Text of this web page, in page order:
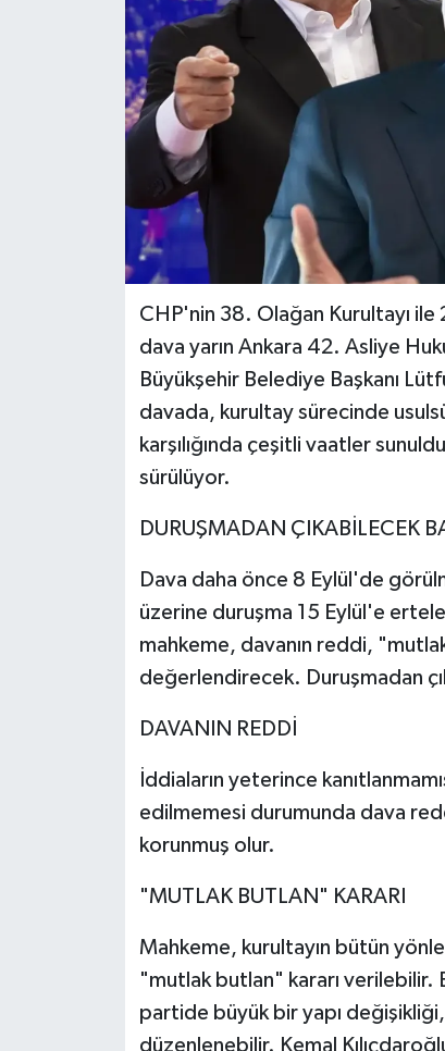
CHP'nin 38. Olağan Kurultayı ile
dava yarın Ankara 42. Asliye
Büyükşehir Belediye Başkanı
davada, kurultay sürecinde
karşılığında çeşitli vaatler
sürülüyor.
DURUŞMADAN ÇIKABİLECEK
Dava daha önce 8 Eylül'de
üzerine duruşma 15 Eylül'e
mahkeme, davanın reddi,
değerlendirecek. Duruşmadan
DAVANIN REDDİ
İddiaların yeterince
edilmemesi durumunda dava
korunmuş olur.
"MUTLAK BUTLAN" KARARI
Mahkeme, kurultayın bütün
"mutlak butlan" kararı verilebilir.
partide büyük bir yapı
düzenlenebilir. Kemal
İLÇELER
OTOPARK
TEKNOLOJİ